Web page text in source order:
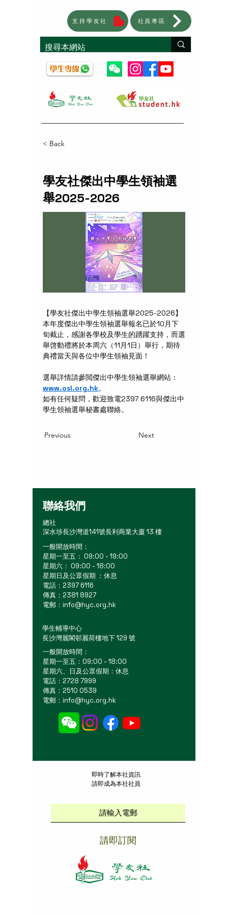
支持學友社 社員專區
< Back
學友社傑出中學生領袖選
舉2025-2026
【學友社傑出中學生領袖選舉2025-2026】
本年度傑出中學生領袖選舉報名已於10月下
旬截止，感謝各學校及學生的踴躍支持，而選
舉啓動禮將於本周六（11月1日）舉行，期待
典禮當天與各位中學生領袖見面！
選舉詳情請參閲傑出中學生領袖選舉網站：
www.osl.org.hk。
如有任何疑問，歡迎致電2397 6116與傑出中
學生領袖選舉秘書處聯絡。
Previous Next
聯絡我們
總社
深水埗長沙灣道141號長利商業大廈 13 樓
一般開放時間：
星期一至五： 09:00 - 19:00
星期六： 09:00 - 18:00
星期日及公眾假期 ：休息
電話：2397 6116
傳真：2381 8927
電郵： info@hyc.org.hk
學生輔導中心
長沙灣麗閣邨麗荷樓地下 129 號
一般開放時間：
星期一至五：09:00 - 18:00
星期六、日及公眾假期：休息
電話：2728 7999
傳真：2510 0539
電郵： info@hyc.org.hk
​即時了解本社資訊
請即成為本社社員
請即訂閱